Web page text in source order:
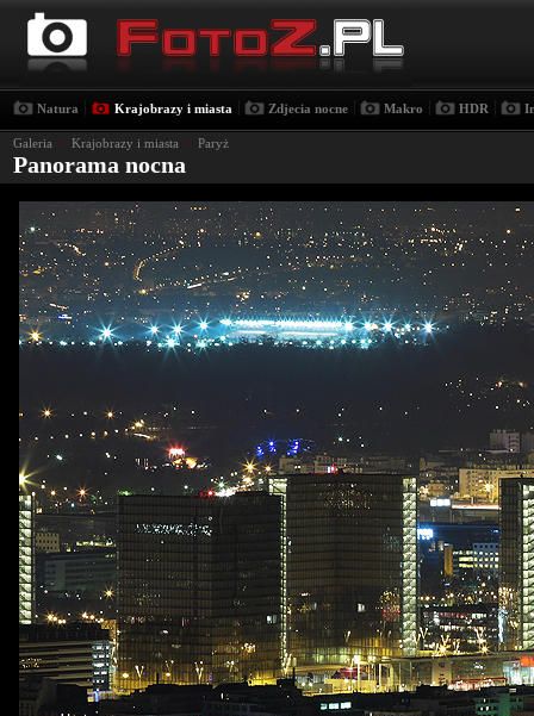
Natura Krajobrazy i miasta Zdjecia nocne Makro HDR
Galeria › Krajobrazy i miasta › Paryż
Panorama nocna